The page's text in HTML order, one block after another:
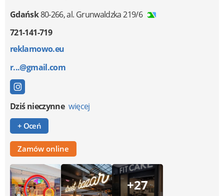
Gdańsk80-266,al. Grunwaldzka 219/6
721-141-719
reklamowo.eu
r...@gmail.com
Dziś nieczynne więcej
+ Oceń
Zamów online
+27